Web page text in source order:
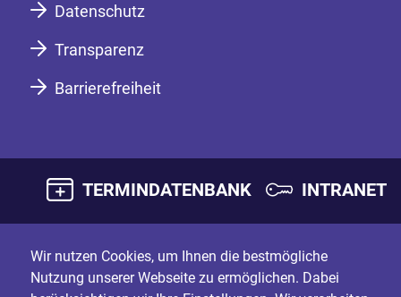
Datenschutz
Transparenz
Barrierefreiheit
TERMINDATENBANK INTRANET
Wir nutzen Cookies, um Ihnen die bestmögliche
Nutzung unserer Webseite zu ermöglichen. Dabei